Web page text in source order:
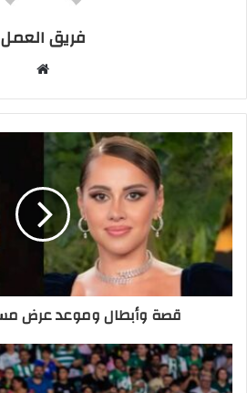
فريق العمل
قصة وأبطال وموعد عرض